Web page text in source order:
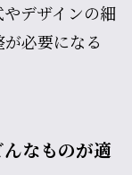
デザインの細
必要になる
なものが適